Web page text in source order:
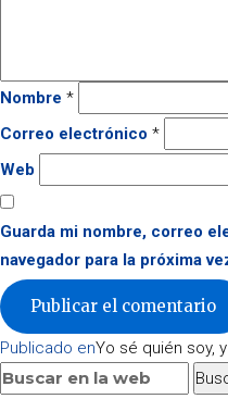
Nombre *
Correo electrónico *
Web
Guarda mi nombre, correo
navegador para la próxima
Navegación
de
Publicado enYo sé quién soy,
Buscar: